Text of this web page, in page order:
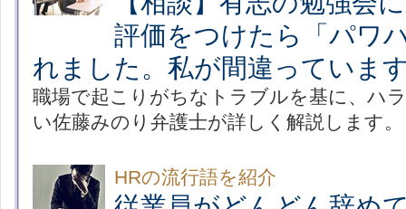
評価をつけたら「パワ
れました。私が間違っていま
職場で起こりがちなトラブルを基に、ハ
い佐藤みのり弁護士が詳しく解説します。
HRの流行語を紹介